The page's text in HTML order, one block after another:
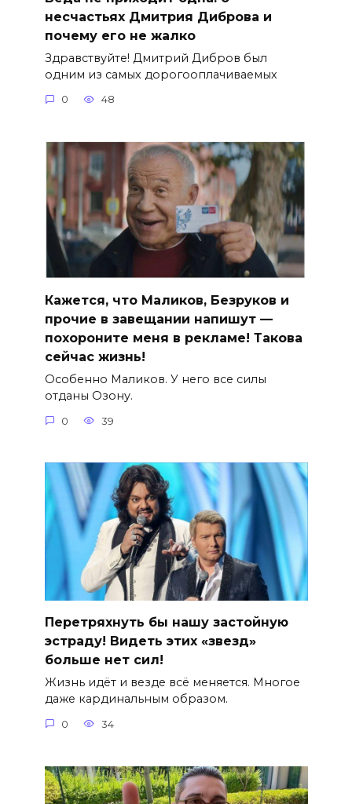
несчастьях Дмитрия Диброва и
почему его не жалко
Здравствуйте! Дмитрий Дибров был
одним из самых дорогооплачиваемых
0 48
Кажется, что Маликов, Безруков и
прочие в завещании напишут —
похороните меня в рекламе! Такова
сейчас жизнь!
Особенно Маликов. У него все силы
отданы Озону.
0 39
Перетряхнуть бы нашу застойную
эстраду! Видеть этих «звезд»
больше нет сил!
Жизнь идёт и везде всё меняется. Многое
даже кардинальным образом.
0 34